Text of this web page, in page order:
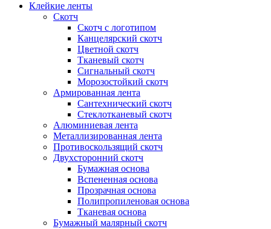
Клейкие ленты
Скотч
Скотч с логотипом
Канцелярский скотч
Цветной скотч
Тканевый скотч
Сигнальный скотч
Морозостойкий скотч
Армированная лента
Сантехнический скотч
Стеклотканевый скотч
Алюминиевая лента
Металлизированная лента
Противоскользящий скотч
Двухсторонний скотч
Бумажная основа
Вспененная основа
Прозрачная основа
Полипропиленовая основа
Тканевая основа
Бумажный малярный скотч